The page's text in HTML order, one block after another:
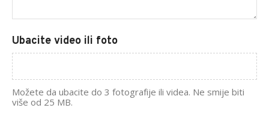
Ubacite video ili foto
Možete da ubacite do 3 fotografije ili videa. Ne smije biti
više od 25 MB.